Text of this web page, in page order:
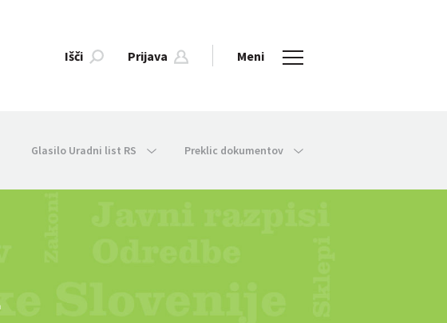
Išči Prijava Meni
Glasilo Uradni list RS Preklic dokumentov